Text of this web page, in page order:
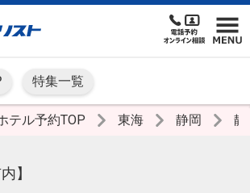
特集一覧
テル予約TOP 東海 静岡 静
】